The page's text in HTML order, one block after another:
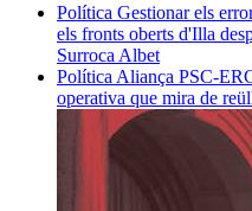
Política Gestionar els
els fronts oberts d'Illa
Surroca Albet
Política Aliança PSC-
operativa que mira de